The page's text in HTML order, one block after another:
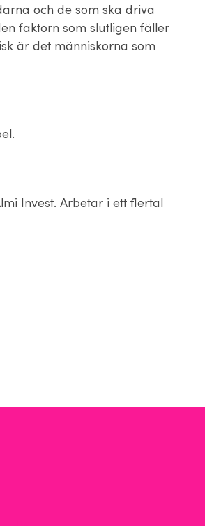
och de som ska driva
faktorn som slutligen fäller
är det människorna som
Invest. Arbetar i ett flertal